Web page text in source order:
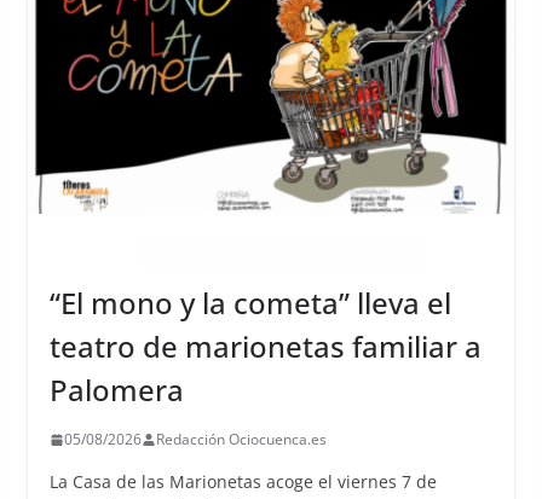
“El mono y la cometa” lleva el
teatro de marionetas familiar a
Palomera
05/08/2026 Redacción Ociocuenca.es
La Casa de las Marionetas acoge el viernes 7 de